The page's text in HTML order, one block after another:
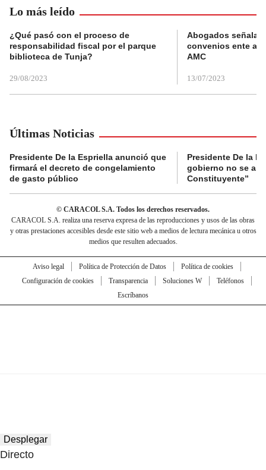
Lo más leído
¿Qué pasó con el proceso de
responsabilidad fiscal por el parque
biblioteca de Tunja?
29/08/2023
Abogados
convenios ente
AMC
13/07/2023
Últimas Noticias
Presidente De la Espriella anunció que
firmará el decreto de congelamiento
de gasto público
Presidente De la
gobierno no se
Constituyente”
© CARACOL S.A. Todos los derechos reservados.
CARACOL S.A. realiza una reserva expresa de las reproducciones y usos de las obras
y otras prestaciones accesibles desde este sitio web a medios de lectura mecánica u otros
medios que resulten adecuados.
Aviso legal Política de Protección de Datos
Política de cookies
Configuración de cookies
Transparencia Soluciones W
Teléfonos
Escríbanos
Desplegar
Directo